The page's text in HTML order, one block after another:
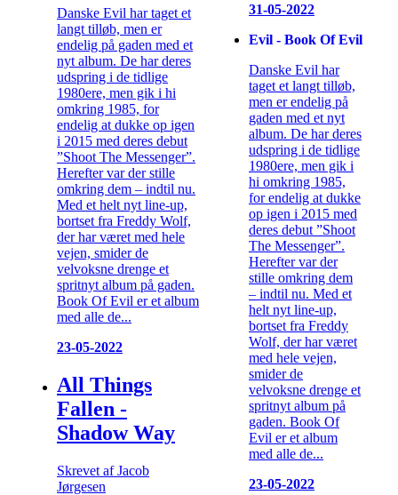
Danske Evil har taget et
langt tilløb, men er
endelig på gaden med et
nyt album. De har deres
udspring i de tidlige
1980ere, men gik i hi
omkring 1985, for
endelig at dukke op igen
i 2015 med deres debut
”Shoot The Messenger”.
Herefter var der stille
omkring dem – indtil nu.
Med et helt nyt line-up,
bortset fra Freddy Wolf,
der har været med hele
vejen, smider de
velvoksne drenge et
spritnyt album på gaden.
Book Of Evil er et album
med alle de...
23-05-2022
All Things
Fallen -
Shadow Way
Skrevet af Jacob
Jørgesen
31-05-2022
Evil - Book Of Evil
Danske Evil har
taget et langt tilløb,
men er endelig på
gaden med et nyt
album. De har deres
udspring i de tidlige
1980ere, men gik i
hi omkring 1985,
for endelig at dukke
op igen i 2015 med
deres debut ”Shoot
The Messenger”.
Herefter var der
stille omkring dem
– indtil nu. Med et
helt nyt line-up,
bortset fra Freddy
Wolf, der har været
med hele vejen,
smider de
velvoksne drenge et
spritnyt album på
gaden. Book Of
Evil er et album
med alle de...
23-05-2022